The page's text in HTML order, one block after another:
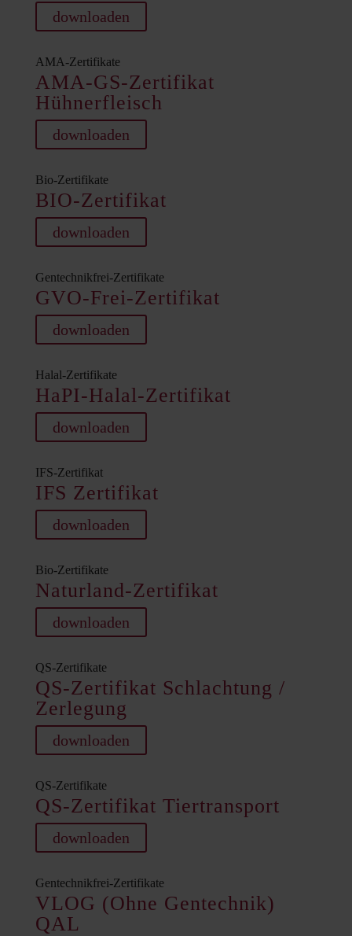
downloaden
AMA-Zertifikate
AMA-GS-Zertifikat
Hühnerfleisch
downloaden
Bio-Zertifikate
BIO-Zertifikat
downloaden
Gentechnikfrei-Zertifikate
GVO-Frei-Zertifikat
downloaden
Halal-Zertifikate
HaPI-Halal-Zertifikat
downloaden
IFS-Zertifikat
IFS Zertifikat
downloaden
Bio-Zertifikate
Naturland-Zertifikat
downloaden
QS-Zertifikate
QS-Zertifikat Schlachtung /
Zerlegung
downloaden
QS-Zertifikate
QS-Zertifikat Tiertransport
downloaden
Gentechnikfrei-Zertifikate
VLOG (Ohne Gentechnik)
QAL